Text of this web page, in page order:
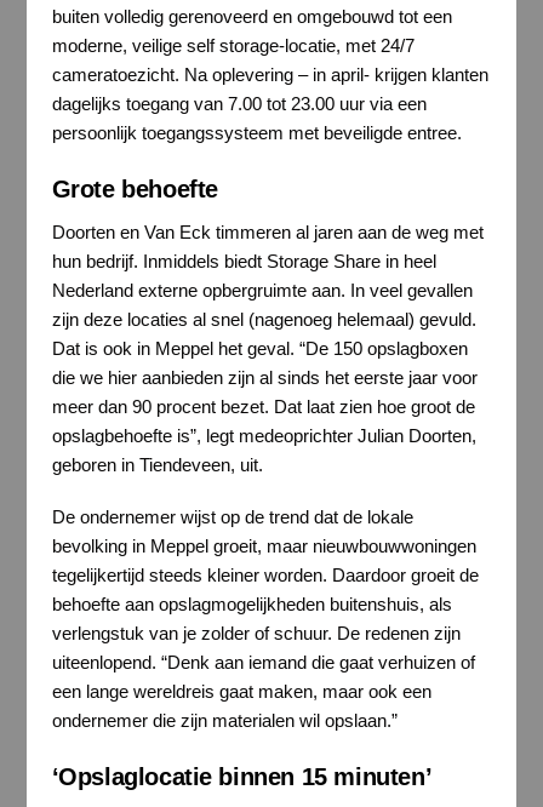
buiten volledig gerenoveerd en omgebouwd tot een
moderne, veilige self storage-locatie, met 24/7
cameratoezicht. Na oplevering – in april- krijgen klanten
dagelijks toegang van 7.00 tot 23.00 uur via een
persoonlijk toegangssysteem met beveiligde entree.
Grote behoefte
Doorten en Van Eck timmeren al jaren aan de weg met
hun bedrijf. Inmiddels biedt Storage Share in heel
Nederland externe opbergruimte aan. In veel gevallen
zijn deze locaties al snel (nagenoeg helemaal) gevuld.
Dat is ook in Meppel het geval. “De 150 opslagboxen
die we hier aanbieden zijn al sinds het eerste jaar voor
meer dan 90 procent bezet. Dat laat zien hoe groot de
opslagbehoefte is”, legt medeoprichter Julian Doorten,
geboren in Tiendeveen, uit.
De ondernemer wijst op de trend dat de lokale
bevolking in Meppel groeit, maar nieuwbouwwoningen
tegelijkertijd steeds kleiner worden. Daardoor groeit de
behoefte aan opslagmogelijkheden buitenshuis, als
verlengstuk van je zolder of schuur. De redenen zijn
uiteenlopend. “Denk aan iemand die gaat verhuizen of
een lange wereldreis gaat maken, maar ook een
ondernemer die zijn materialen wil opslaan.”
‘Opslaglocatie binnen 15 minuten’